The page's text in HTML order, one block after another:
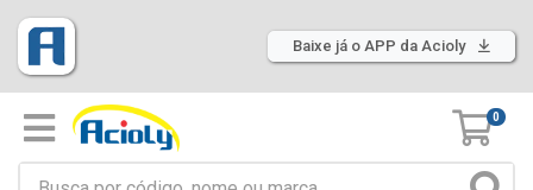
Baixe já o APP da Acioly
0